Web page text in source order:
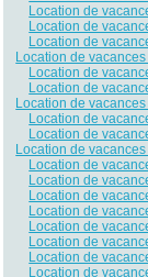
Location de
Location de
Location de
Location de
Location de
Location de
Location de vacances
Location de
Location de
Location de
Location de
Location de
Location de
Location de
Location de
Location de
Location de
Location de